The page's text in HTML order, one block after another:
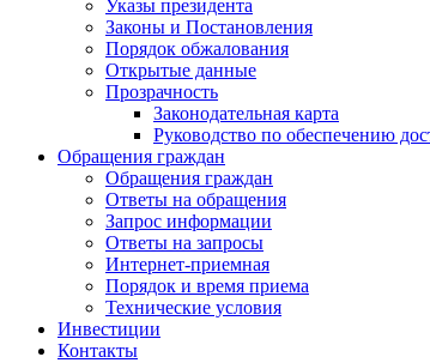
Указы президента
Законы и Постановления
Порядок обжалования
Открытые данные
Прозрачность
Законодательная карта
Руководство по обеспечению
Обращения граждан
Обращения граждан
Ответы на обращения
Запрос информации
Ответы на запросы
Интернет-приемная
Порядок и время приема
Технические условия
Инвестиции
Контакты